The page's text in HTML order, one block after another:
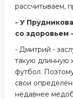
рассчитываем,
- У
со здоровьем
- Дмитрий -
такую длинную
футбол.
свои
недавнее